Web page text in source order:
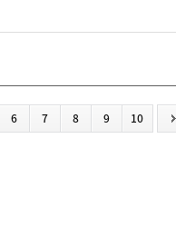
6 7 8 9 10